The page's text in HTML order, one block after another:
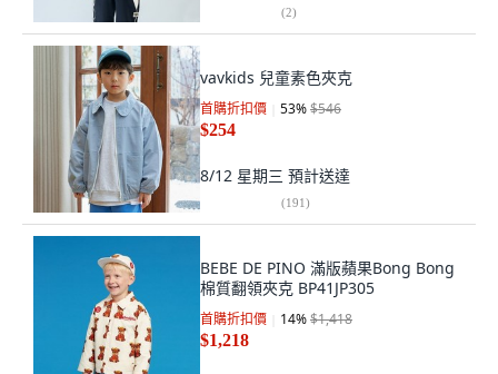
(2)
vavkids 兒童素色夾克
首購折扣價 53%$546
$254
8/12 星期三 預計送達
(191)
BEBE DE PINO 滿版蘋果Bong Bong
棉質翻領夾克 BP41JP305
首購折扣價 14%$1,418
$1,218